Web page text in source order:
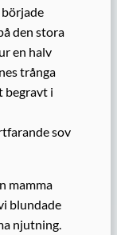
den stora
en halv
trånga
begravt i
sov
mamma
blundade
njutning.